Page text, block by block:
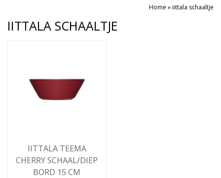
Home »iittala schaaltje
IITTALA SCHAALTJE
IITTALA TEEMA
CHERRY SCHAAL/DIEP
BORD 15 CM